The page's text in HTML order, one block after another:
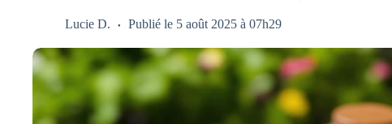
Lucie D. Publié le 5 août 2025 à 07h29